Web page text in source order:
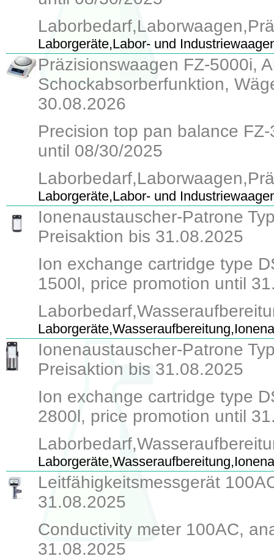
Laborgeräte,Labor- und
Präzisionswaagen FZ-5000i,
Schockabsorberfunktion,
30.08.2026
Precision top pan balance
until 08/30/2025
Laborgeräte,Labor- und
Ionenaustauscher-Patrone
Preisaktion bis 31.08.2025
Ion exchange cartridge type
1500l, price promotion until
Ionenaustauscher-Patrone
Preisaktion bis 31.08.2025
Ion exchange cartridge type
2800l, price promotion until
Leitfähigkeitsmessgerät
31.08.2025
Conductivity meter 100AC,
31.08.2025